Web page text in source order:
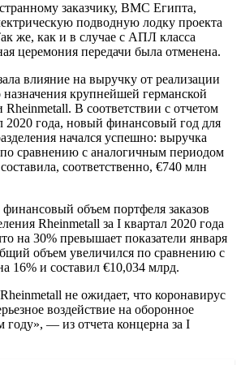
заказчику, ВМС Египта,
подводную лодку проекта
же, как и в случае с АПЛ класса
церемония передачи была отменена.
влияние на выручку от реализации
крупнейшей германской
В соответствии с отчетом
2020 года, новый финансовый год для
начался успешно: выручка
сравнению с аналогичным периодом
соответственно, €740 млн
объем портфеля заказов
Rheinmetall за I квартал 2020 года
на 30% превышает показатели января
объем увеличился по сравнению с
16% и составил €10,034 млрд.
не ожидает, что коронавирус
воздействие на оборонное
году», — из отчета концерна за I